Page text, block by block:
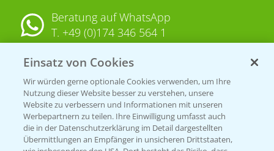
Beratung auf WhatsApp
T. +49 (0)174 346 564 1
KONTAKT
Hilfe in Notfällen
T.+49 (0)214/30-20220
Einsatz von Cookies
Wir würden gerne optionale Cookies verwenden, um Ihre
Nutzung dieser Website besser zu verstehen, unsere
Website zu verbessern und Informationen mit unseren
Werbepartnern zu teilen. Ihre Einwilligung umfasst auch
die in der Datenschutzerklärung im Detail dargestellten
Übermittlungen an Empfänger in unsicheren Drittstaaten,